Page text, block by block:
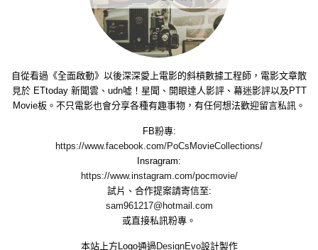
自從看過《全面啟動》以後深深愛上電影的斜槓數據工程師，電影文章散
見於 ETtoday 新聞雲、udn噓！星聞、開眼達人影評、幕迷影評以及PTT
Movie板。不只電影也會分享各種有趣事物，有任何想法歡迎留言私訊。
FB粉專:
https://www.facebook.com/PoCsMovieCollections/
Insragram:
https://www.instagram.com/pocmovie/
試片、合作提案請寄信至:
sam961217@hotmail.com
或直接私訊粉專。
本站上方Logo通過 DesignEvo設計製作